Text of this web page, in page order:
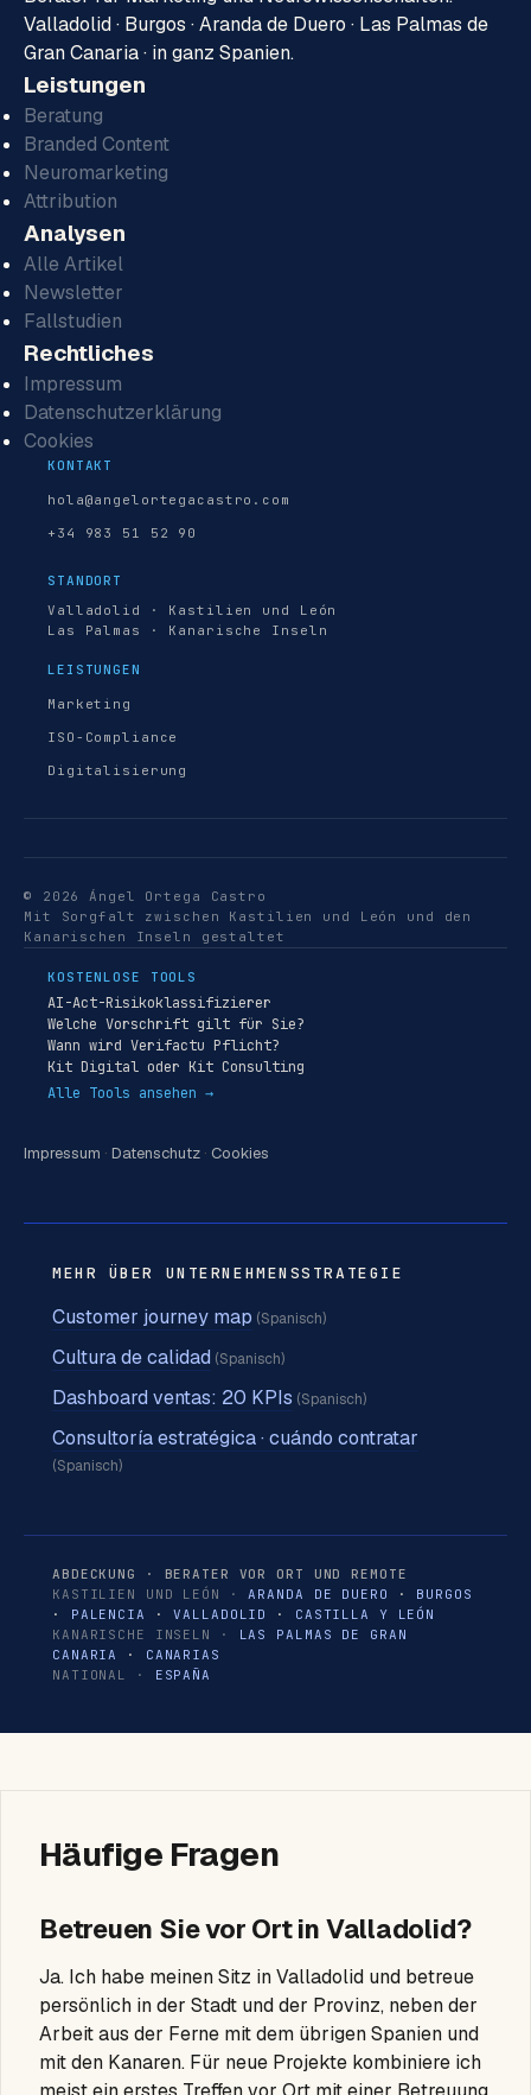
Valladolid · Burgos · Aranda de Duero · Las Palmas de
Gran Canaria · in ganz Spanien.
Leistungen
Beratung
Branded Content
Neuromarketing
Attribution
Analysen
Alle Artikel
Newsletter
Fallstudien
Rechtliches
Impressum
Datenschutzerklärung
Cookies
KONTAKT
hola@angelortegacastro.com
+34 983 51 52 90
STANDORT
Valladolid · Kastilien und León
Las Palmas · Kanarische Inseln
LEISTUNGEN
Marketing
ISO-Compliance
Digitalisierung
© 2026 Ángel Ortega Castro
Mit Sorgfalt zwischen Kastilien und León und den
Kanarischen Inseln gestaltet
KOSTENLOSE TOOLS
AI-Act-Risikoklassifizierer
Welche Vorschrift gilt für Sie?
Wann wird Verifactu Pflicht?
Kit Digital oder Kit Consulting
Alle Tools ansehen →
Impressum · Datenschutz · Cookies
MEHR ÜBER UNTERNEHMENSSTRATEGIE
Customer journey map (Spanisch)
Cultura de calidad (Spanisch)
Dashboard ventas: 20 KPIs (Spanisch)
Consultoría estratégica · cuándo contratar
(Spanisch)
ABDECKUNG · BERATER VOR ORT UND REMOTE
KASTILIEN UND LEÓN · ARANDA DE DUERO · BURGOS
· PALENCIA ·VALLADOLID · CASTILLA Y LEÓN
KANARISCHE INSELN · LAS PALMAS DE GRAN
CANARIA
· CANARIAS
NATIONAL · ESPAÑA
Häufige Fragen
Betreuen Sie vor Ort in Valladolid?
Ja. Ich habe meinen Sitz in Valladolid und betreue
persönlich in der Stadt und der Provinz, neben der
Arbeit aus der Ferne mit dem übrigen Spanien und
mit den Kanaren. Für neue Projekte kombiniere ich